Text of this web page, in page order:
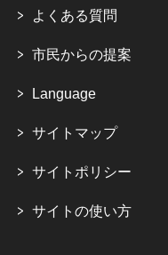
よくある質問
市民からの提案
Language
サイトマップ
サイトポリシー
サイトの使い方